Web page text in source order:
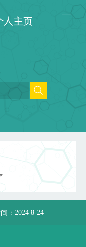
： 2024-8-24